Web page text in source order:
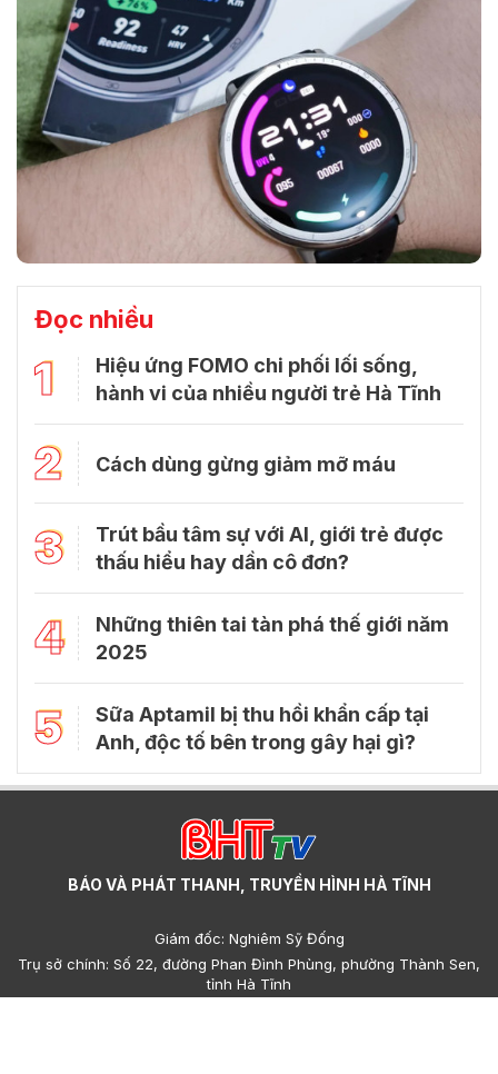
Đọc nhiều
1
Hiệu ứng FOMO chi phối lối sống,
hành vi của nhiều người trẻ Hà Tĩnh
2 Cách dùng gừng giảm mỡ máu
3
Trút bầu tâm sự với Al, giới trẻ được
thấu hiểu hay dần cô đơn?
4
Những thiên tai tàn phá thế giới năm
2025
5
Sữa Aptamil bị thu hồi khẩn cấp tại
Anh, độc tố bên trong gây hại gì?
BÁO VÀ PHÁT THANH, TRUYỀN HÌNH HÀ TĨNH
Giám đốc: Nghiêm Sỹ Đống
Trụ sở chính: Số 22, đường Phan Đình Phùng, phường Thành Sen,
tỉnh Hà Tĩnh